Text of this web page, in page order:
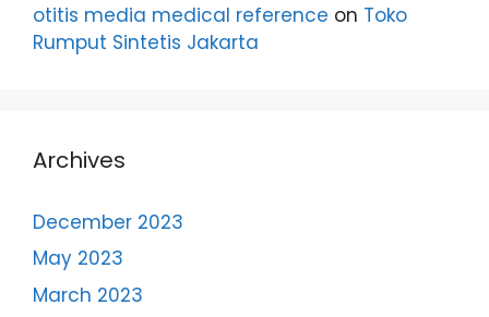
otitis media medical reference on Toko
Rumput Sintetis Jakarta
Archives
December 2023
May 2023
March 2023